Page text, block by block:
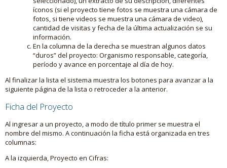
íconos (si el proyecto tiene fotos se muestra una cámara de
fotos, si tiene videos se muestra una cámara de video),
cantidad de visitas y fecha de la última actualización se su
información.
En la columna de la derecha se muestran algunos datos
“duros” del proyecto: Organismo responsable, categoría,
período y avance en porcentaje al día de hoy.
Al finalizar la lista el sistema muestra los botones para avanzar a la
siguiente página de la lista o retroceder a la anterior.
Ficha del Proyecto
Al ingresar a un proyecto, a modo de título primer se muestra el
nombre del mismo. A continuación la ficha está organizada en tres
columnas:
A la izquierda, Proyecto en Cifras: